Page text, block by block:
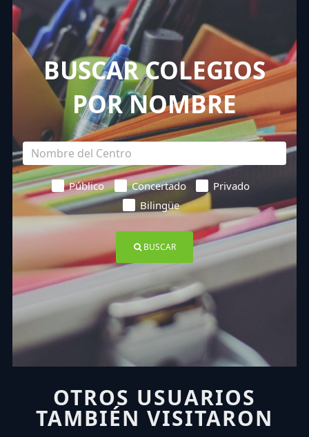
BUSCAR COLEGIOS
POR NOMBRE
Público Concertado
Privado
Bilingüe
BUSCAR
OTROS USUARIOS
TAMBIÉN VISITARON